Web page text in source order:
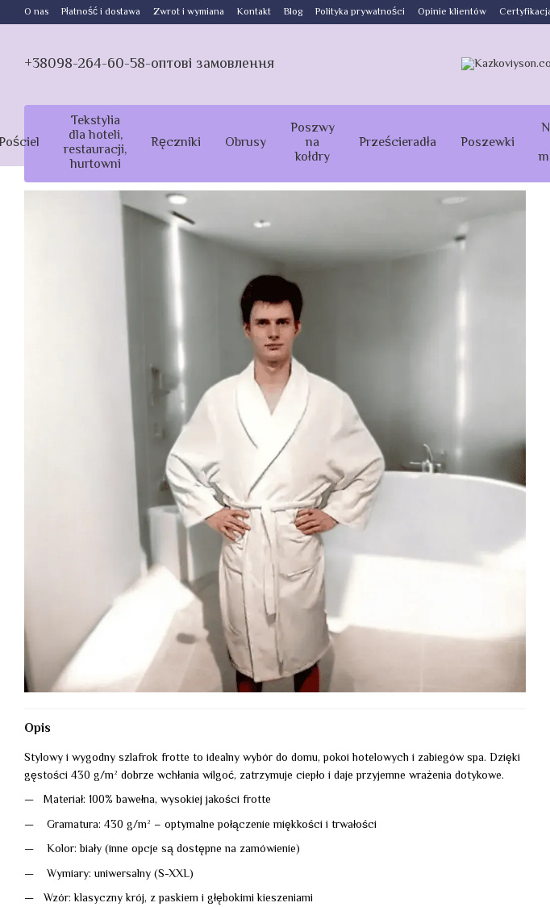
Przejdź do głównej treści
O nas Płatność i dostawa Zwrot i wymiana Kontakt Blog Polityka prywatności Opinie klientów
+38098-264-60-58-оптові замовлення
Tekstylia
dla hoteli,
restauracji,
hurtowni
Ręczniki Obrusy
Poszwy
na
kołdry
Prześcieradła Poszewki
Opis
Stylowy i wygodny szlafrok frotte to idealny wybór do domu, pokoi hotelowych i zabiegów spa. Dzięki
gęstości 430 g/m² dobrze wchłania wilgoć, zatrzymuje ciepło i daje przyjemne wrażenia dotykowe.
Materiał: 100% bawełna, wysokiej jakości frotte
Gramatura: 430 g/m² – optymalne połączenie miękkości i trwałości
Kolor: biały (inne opcje są dostępne na zamówienie)
Wymiary: uniwersalny (S-XXL)
Wzór: klasyczny krój, z paskiem i głębokimi kieszeniami